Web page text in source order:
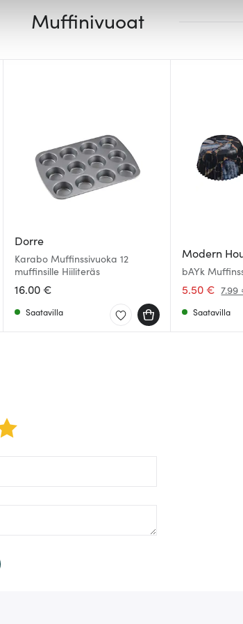
jaamme sosiaalisen median, mainosalan ja
Kumppanimme voivat yhdistää
Muffinivuoat
Dorre
Karabo Muffinssivuoka 12
muffinsille Hiiliteräs
16.00 €
Saatavilla
Modern
bAYk
Musta/Kulta
5.50 € 7.99
Saatavilla
5 stars